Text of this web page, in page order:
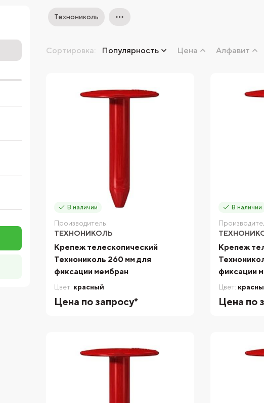
Технониколь
Сортировка: Популярность Цена Алфавит
В наличии
Производитель:
ТЕХНОНИКОЛЬ
Крепеж телескопический
Технониколь 260 мм для
фиксации мембран
Цвет: красный
Цена по запросу*
В наличии
Крепеж
фиксации
Цвет:
Цена по